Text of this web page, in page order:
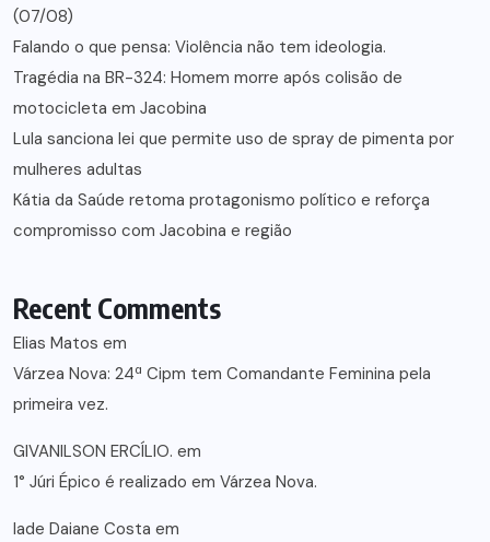
(07/08)
Falando o que pensa: Violência não tem ideologia.
Tragédia na BR-324: Homem morre após colisão de
motocicleta em Jacobina
Lula sanciona lei que permite uso de spray de pimenta por
mulheres adultas
Kátia da Saúde retoma protagonismo político e reforça
compromisso com Jacobina e região
Recent Comments
Elias Matos em
Várzea Nova: 24ª Cipm tem Comandante Feminina pela
primeira vez.
GIVANILSON ERCÍLIO. em
1° Júri Épico é realizado em Várzea Nova.
lade Daiane Costa em